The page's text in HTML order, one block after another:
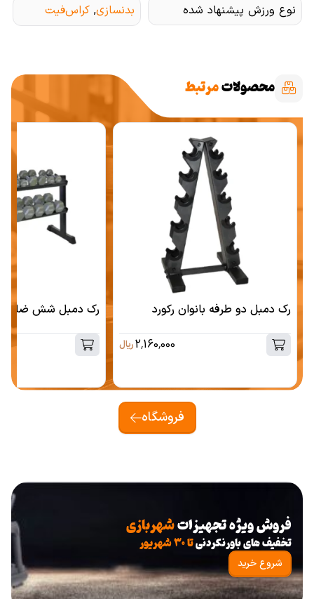
نوع ورزش پیشنهاد شده بدنسازی, کراس‌فیت
محصولاتمرتبط
رک دمبل دو طرفه بانوان رکورد
2,160,000ریال
رک دمبل شش ضلعی
فروشگاه
فروش ویژه تجهیزاتشهربازی
تخفیف های باورنکردنیتا ۳۰ شهریور
شروع خرید